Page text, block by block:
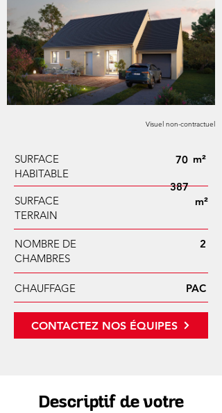
Visuel non-contractuel
SURFACE
HABITABLE
70
SURFACE
TERRAIN
m²
NOMBRE DE
CHAMBRES
2
CHAUFFAGE PAC
387
m²
CONTACTEZ NOS ÉQUIPES
Descriptif de votre